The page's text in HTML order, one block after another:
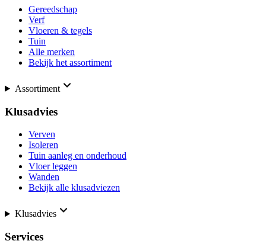
Gereedschap
Verf
Vloeren & tegels
Tuin
Alle merken
Bekijk het assortiment
Assortiment
Klusadvies
Verven
Isoleren
Tuin aanleg en onderhoud
Vloer leggen
Wanden
Bekijk alle klusadviezen
Klusadvies
Services